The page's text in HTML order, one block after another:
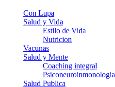
Con Lupa
Salud y Vida
Estilo de Vida
Nutricion
Vacunas
Salud y Mente
Coaching integral
Psiconeuroinmonologia
Salud Publica